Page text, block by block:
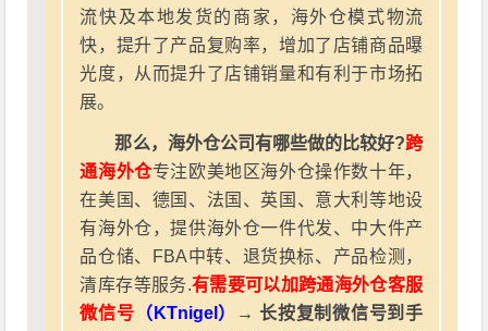
流快及本地发货的商家，海外仓模式物流
快，提升了产品复购率，增加了店铺商品曝
光度，从而提升了店铺销量和有利于市场拓
展。
那么，海外仓公司有哪些做的比较好?跨
通海外仓专注欧美地区海外仓操作数十年，
在美国、德国、法国、英国、意大利等地设
有海外仓，提供海外仓一件代发、中大件产
品仓储、FBA中转、退货换标、产品检测，
清库存等服务.有需要可以加跨通海外仓客服
微信号 （KTnigel）
→ 长按复制微信号到手